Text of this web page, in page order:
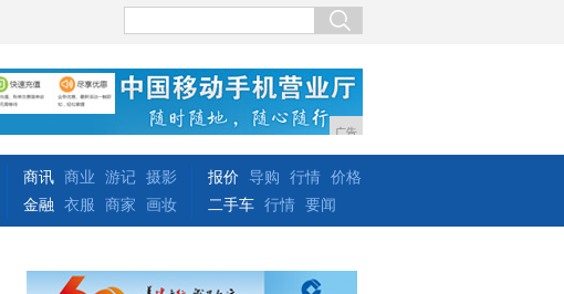
广告
商讯 商业 游记 摄影
金融
衣服 商家 画妆
报价 导购 行情 价格
二手车 行情 要闻